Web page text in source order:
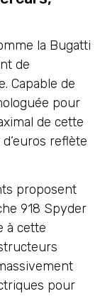
la Bugatti
de
Capable de
pour
de cette
reflète
proposent
918 Spyder
à cette
pour